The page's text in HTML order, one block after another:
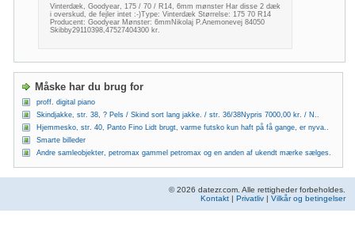
Vinterdæk, Goodyear, 175 / 70 / R14, 6mm mønster Har disse 2 dæk
i overskud, de fejler intet :-)Type: Vinterdæk Størrelse: 175 70 R14
Producent: Goodyear Mønster: 6mmNikolaj P.Anemonevej 84050
Skibby29110398,47527404300 kr.
Måske har du brug for
proff. digital piano
Skindjakke, str. 38, ? Pels / Skind sort lang jakke. / str. 36/38Nypris 7000,00 kr. / N..
Hjemmesko, str. 40, Panto Fino Lidt brugt, varme futsko kun haft på få gange, er nyva..
Smarte billeder
Andre samleobjekter, petromax gammel petromax og en anden af ukendt mærke sælges.
© 2026 datezr.com. Alle rettigheder forbeholdes.
Kontakt | Privatliv | Vilkår og betingelser